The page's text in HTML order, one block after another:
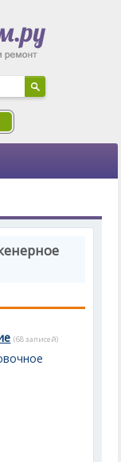
(68 записей)